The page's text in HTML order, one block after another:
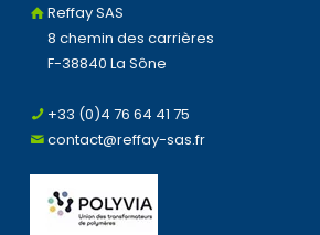
Reffay SAS
8 chemin des carrières
F-38840 La Sône
+33 (0)4 76 64 41 75
contact@reffay-sas.fr